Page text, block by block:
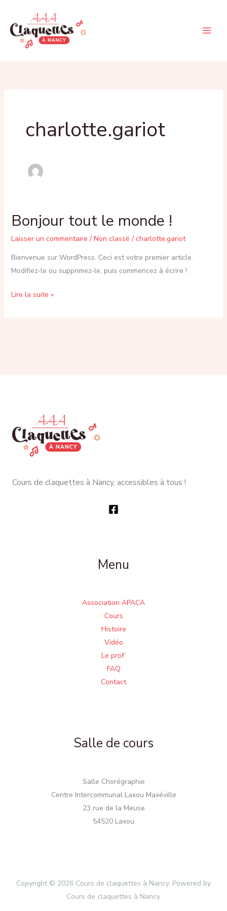
contenu
charlotte.gariot
Bonjour tout le monde !
Laisser un commentaire / Non classé / charlotte.gariot
Bienvenue sur WordPress. Ceci est votre premier article.
Modifiez-le ou supprimez-le, puis commencez à écrire !
Bonjour
Lire la suite »
Cours de claquettes à Nancy, accessibles à tous !
Menu
Association APACA
Cours
Histoire
Vidéo
Le prof’
FAQ
Contact
Salle de cours
Salle Chorégraphie
Centre Intercommunal Laxou Maxéville
23 rue de la Meuse
54520 Laxou
Copyright © 2026 Cours de claquettes à Nancy. Powered by
Cours de claquettes à Nancy.